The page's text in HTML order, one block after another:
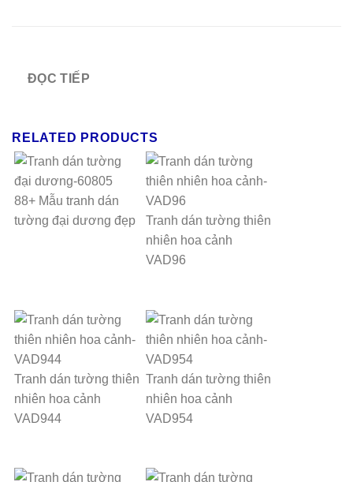
ĐỌC TIẾP
RELATED PRODUCTS
88+ Mẫu tranh dán
tường đại dương đẹp
Tranh dán tường thiên
nhiên hoa cảnh
VAD96
Tranh dán tường thiên
nhiên hoa cảnh
VAD944
Tranh dán tường thiên
nhiên hoa cảnh
VAD954